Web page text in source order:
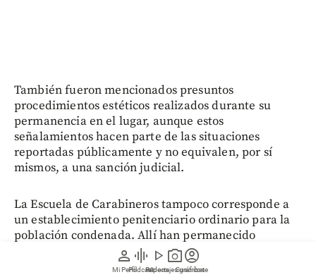
person
Mi Perfil
graphic_eq
Pódcast
play_arrow
Videos
photo_camera
Reportajes gráficos
account_circle
Suscríbete
También fueron mencionados presuntos
procedimientos estéticos realizados durante su
permanencia en el lugar, aunque estos
señalamientos hacen parte de las situaciones
reportadas públicamente y no equivalen, por sí
mismos, a una sanción judicial.
La Escuela de Carabineros tampoco corresponde a
un establecimiento penitenciario ordinario para la
población condenada. Allí han permanecido
personas vinculadas con procesos de alto perfil,
particularmente relacionados con corrupción y otros